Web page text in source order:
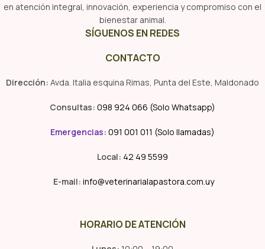
en atención integral, innovación, experiencia y compromiso con el
bienestar animal.
SÍGUENOS EN REDES
CONTACTO
Dirección: Avda. Italia esquina Rimas, Punta del Este, Maldonado
Consultas: 098 924 066 (Solo Whatsapp)
Emergencias: 091 001 011 (Solo llamadas)
Local: 42 49 5599
E-mail: info@veterinarialapastora.com.uy
HORARIO DE ATENCIÓN